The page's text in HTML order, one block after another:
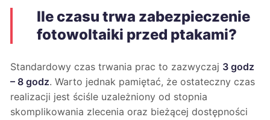
Ile czasu trwa zabezpieczenie
fotowoltaiki przed ptakami?
Standardowy czas trwania prac to zazwyczaj 3 godz
– 8 godz. Warto jednak pamiętać, że ostateczny czas
realizacji jest ściśle uzależniony od stopnia
skomplikowania zlecenia oraz bieżącej dostępności